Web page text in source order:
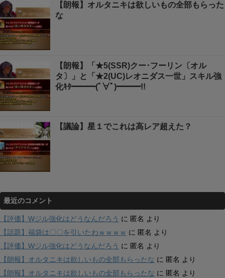
【朗報】オルタニキは欲しいもの全部もらった
な
【朗報】「★5(SSR)クー･フーリン〔オル
タ〕」と「★2(UC)レオニダス一世」スキル強
化ｷﾀ━━━(ﾟ∀ﾟ)━━━!!
【議論】星１でこれは高レア超えた？
最近のコメント
【評価】Wジル強化はどうなんだろう に 匿名 より
【話題】福袋は〇〇を引いたわｗｗｗｗ に 匿名 より
【評価】Wジル強化はどうなんだろう に 匿名 より
【朗報】オルタニキは欲しいもの全部もらったな に 匿名 より
【朗報】オルタニキは欲しいもの全部もらったな に 匿名 より